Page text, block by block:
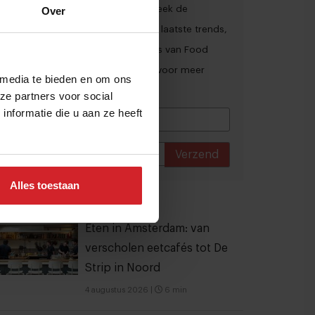
Over
te bieden en om ons
partners voor social
die u aan ze heeft
Alles toestaan
Ja, ik wil graag drie keer per week de
nieuwsbrief ontvangen met de laatste trends,
culinaire inspiratie en interviews van Food
voor meer
Verzend
gelezen artikelen
Eten in Amsterdam: van
verscholen eetcafés tot De
Strip in Noord
4 augustus 2026 6 min